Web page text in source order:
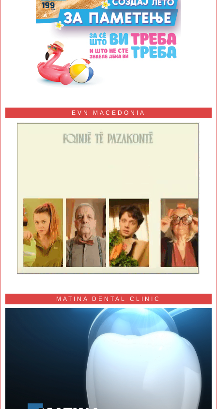
EVN MACEDONIA
MATINA DENTAL CLINIC